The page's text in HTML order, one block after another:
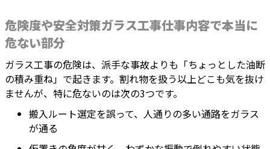
危険度や安全対策ガラス工事仕事内容で本当に
危ない部分
ガラス工事の危険は、派手な事故よりも「ちょっとした油断
の積み重ね」で起きます。割れ物を扱う以上どこも気を抜け
ませんが、特に危ないのは次の3つです。
搬入ルート選定を誤って、人通りの多い通路をガラス
が通る